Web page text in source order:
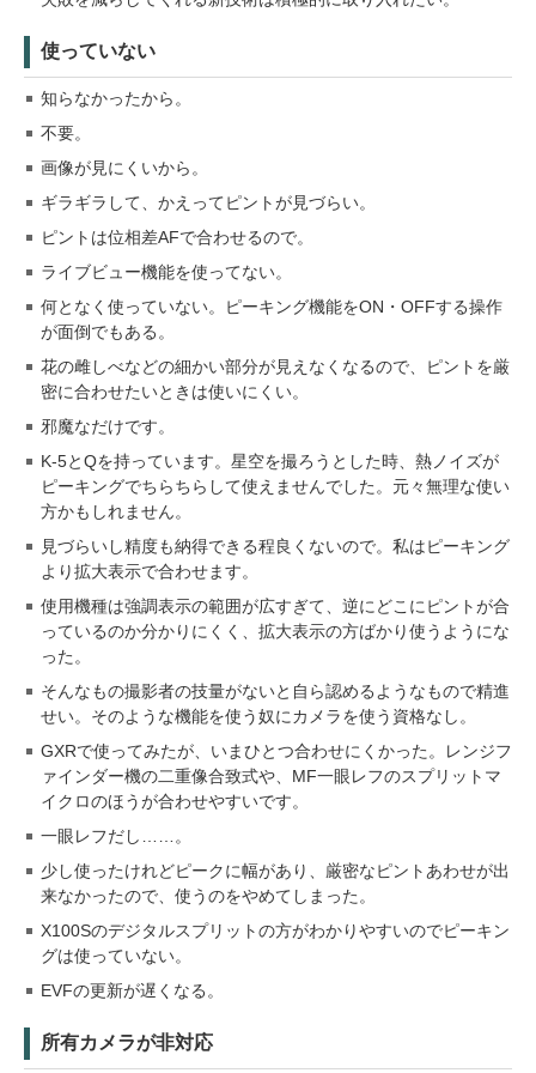
使っていない
知らなかったから。
不要。
画像が見にくいから。
ギラギラして、かえってピントが見づらい。
ピントは位相差AFで合わせるので。
ライブビュー機能を使ってない。
何となく使っていない。ピーキング機能をON・OFFする操作
が面倒でもある。
花の雌しべなどの細かい部分が見えなくなるので、ピントを厳
密に合わせたいときは使いにくい。
邪魔なだけです。
K-5とQを持っています。星空を撮ろうとした時、熱ノイズが
ピーキングでちらちらして使えませんでした。元々無理な使い
方かもしれません。
見づらいし精度も納得できる程良くないので。私はピーキング
より拡大表示で合わせます。
使用機種は強調表示の範囲が広すぎて、逆にどこにピントが合
っているのか分かりにくく、拡大表示の方ばかり使うようにな
った。
そんなもの撮影者の技量がないと自ら認めるようなもので精進
せい。そのような機能を使う奴にカメラを使う資格なし。
GXRで使ってみたが、いまひとつ合わせにくかった。レンジフ
ァインダー機の二重像合致式や、MF一眼レフのスプリットマ
イクロのほうが合わせやすいです。
一眼レフだし……。
少し使ったけれどピークに幅があり、厳密なピントあわせが出
来なかったので、使うのをやめてしまった。
X100Sのデジタルスプリットの方がわかりやすいのでピーキン
グは使っていない。
EVFの更新が遅くなる。
所有カメラが非対応